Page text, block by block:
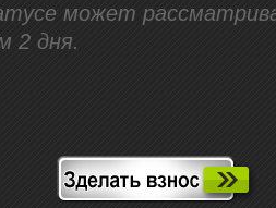
может
2 дня.